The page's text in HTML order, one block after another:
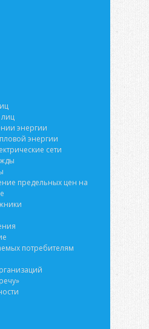
энергии
энергии
сети
предельных цен на
потребителям